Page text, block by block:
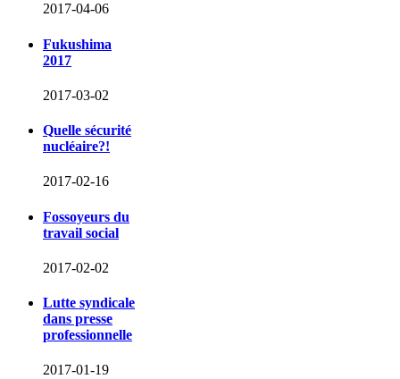
2017-04-06
Fukushima
2017
2017-03-02
Quelle sécurité
nucléaire?!
2017-02-16
Fossoyeurs du
travail social
2017-02-02
Lutte syndicale
dans presse
professionnelle
2017-01-19